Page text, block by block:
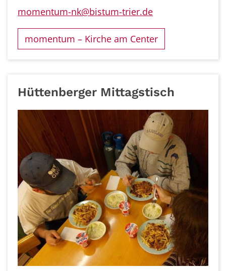
momentum-nk@bistum-trier.de
momentum – Kirche am Center
Hüttenberger Mittagstisch